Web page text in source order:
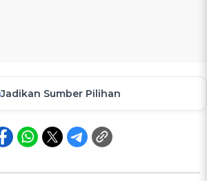
Jadikan Sumber Pilihan